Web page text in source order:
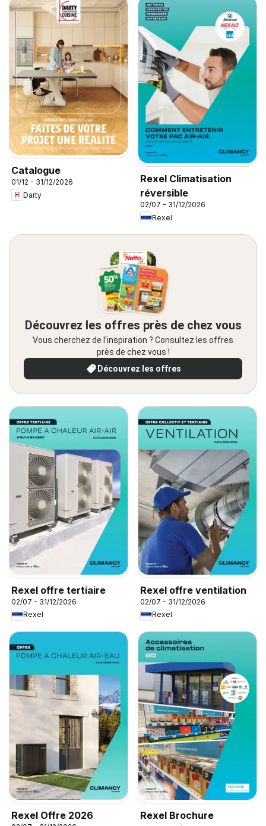
Catalogue
01/12 - 31/12/2026
Darty
Rexel Climatisation
réversible
02/07 - 31/12/2026
Rexel
Découvrez les offres près de chez vous
Vous cherchez de l’inspiration ? Consultez les offres
près de chez vous !
Découvrez les offres
Rexel offre tertiaire
02/07 - 31/12/2026
Rexel
Rexel offre ventilation
02/07 - 31/12/2026
Rexel
Rexel Offre 2026
Rexel Brochure